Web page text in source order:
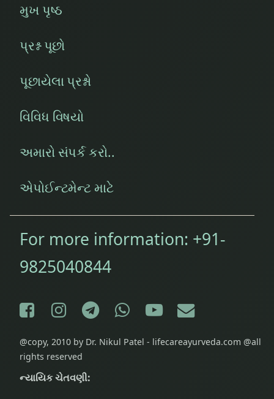
મુખ પૃષ્ઠ
પ્રશ્ન પૂછો
પૂછાયેલા પ્રશ્નો
વિવિધ વિષયો
અમારો સંપર્ક કરો..
એપોઈન્ટમેન્ટ માટે
For more information: +91-
9825040844
Facebook
Instagram
Telegram
WhatsApp
YouTube
E-mail
@copy, 2010 by Dr. Nikul Patel - lifecareayurveda.com @all
rights reserved
ન્યાયિક ચેતવણી: